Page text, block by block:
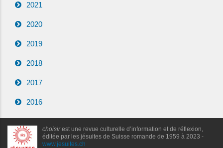
2021
2020
2019
2018
2017
2016
choisirest une revue culturelle d’information et de réflexion,
éditée par les jésuites de Suisse romande de 1959 à 2023 -
www.jesuites.ch